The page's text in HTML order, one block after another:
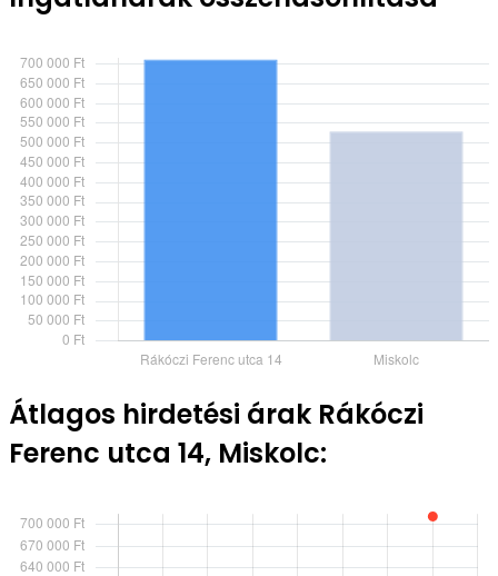
Átlagos hirdetési árak Rákóczi
Ferenc utca 14, Miskolc: